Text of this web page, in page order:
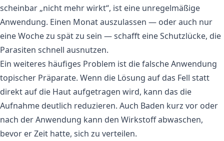
scheinbar „nicht mehr wirkt“, ist eine unregelmäßige
Anwendung. Einen Monat auszulassen — oder auch nur
eine Woche zu spät zu sein — schafft eine Schutzlücke, die
Parasiten schnell ausnutzen.
Ein weiteres häufiges Problem ist die falsche Anwendung
topischer Präparate. Wenn die Lösung auf das Fell statt
direkt auf die Haut aufgetragen wird, kann das die
Aufnahme deutlich reduzieren. Auch Baden kurz vor oder
nach der Anwendung kann den Wirkstoff abwaschen,
bevor er Zeit hatte, sich zu verteilen.